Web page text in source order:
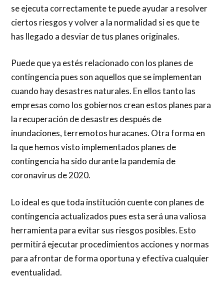
se ejecuta correctamente te puede ayudar a resolver
ciertos riesgos y volver a la normalidad si es que te
has llegado a desviar de tus planes originales.
Puede que ya estés relacionado con los planes de
contingencia pues son aquellos que se implementan
cuando hay desastres naturales. En ellos tanto las
empresas como los gobiernos crean estos planes para
la recuperación de desastres después de
inundaciones, terremotos huracanes. Otra forma en
la que hemos visto implementados planes de
contingencia ha sido durante la pandemia de
coronavirus de 2020.
Lo ideal es que toda institución cuente con planes de
contingencia actualizados pues esta será una valiosa
herramienta para evitar sus riesgos posibles. Esto
permitirá ejecutar procedimientos acciones y normas
para afrontar de forma oportuna y efectiva cualquier
eventualidad.